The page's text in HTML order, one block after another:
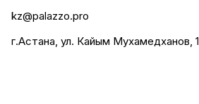
kz@palazzo.pro
г.Астана, ул. Кайым Мухамедханов, 1